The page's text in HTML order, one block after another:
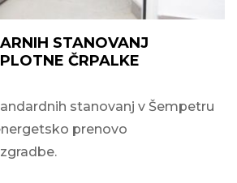
STANOVANJ
ČRPALKE
stanovanj v Šempetru
prenovo